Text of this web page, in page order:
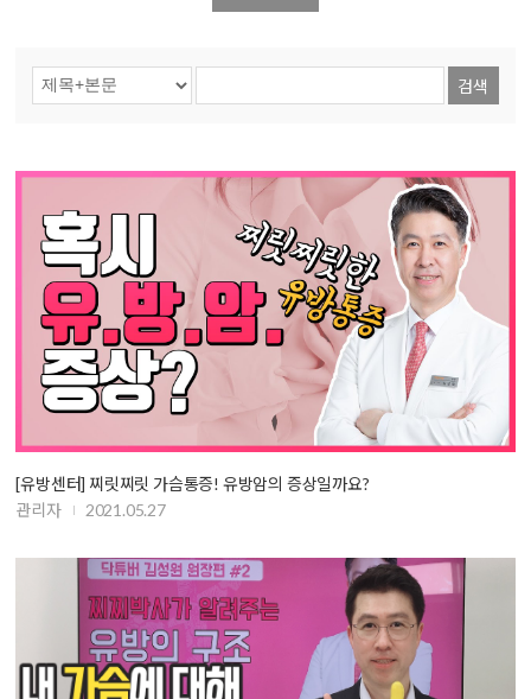
검색
[유방센터] 찌릿찌릿 가슴통증! 유방암의 증상일까요?
관리자
2021.05.27